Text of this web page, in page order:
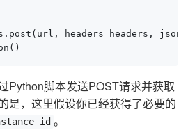
headers=headers,
Python脚本发送POST请求并获取
是，这里假设你已经获得了必要的
。